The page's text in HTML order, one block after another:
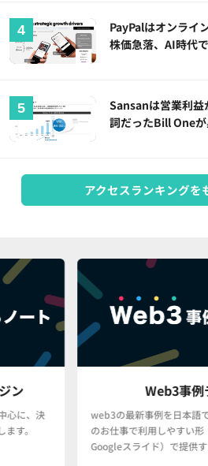
PayPalはオンライ
株価急落、AI時代
Sansanは営業利益
詞だったBill One
アクセスランキングを
Web3事例デー
web3の最新事例を日本語で分か
のお仕事で利用しやすい形（
Googleスライド）で提供するサー